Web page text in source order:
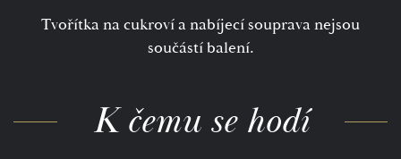
Tvořítka na cukroví a nabíjecí souprava nejsou
součástí balení.
K čemu se hodí